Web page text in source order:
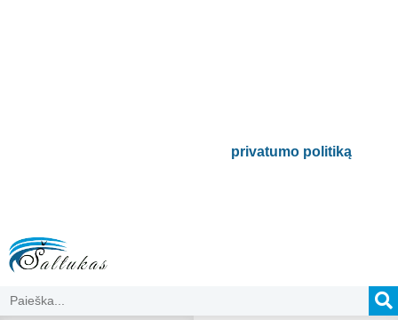
privatumo politiką.